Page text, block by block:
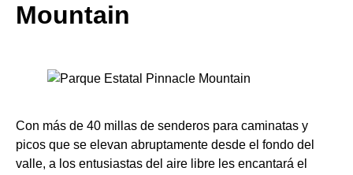
Mountain
Con más de 40 millas de senderos para caminatas y
picos que se elevan abruptamente desde el fondo del
valle, a los entusiastas del aire libre les encantará el